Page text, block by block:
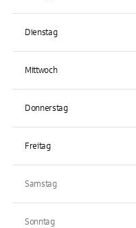
Dienstag
Mittwoch
Donnerstag
Freitag
Samstag
Sonntag